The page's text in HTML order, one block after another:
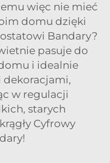
więc nie mieć
domu dzięki
Bandary?
pasuje do
i idealnie
dekoracjami,
w regulacji
starych
Cyfrowy